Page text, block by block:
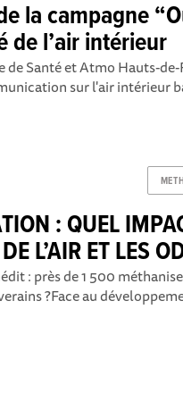
la campagne
de l’air intérieur
de Santé et Atmo Hauts-
sur l'air intérieur
: QUEL
L’AIR ET LES
: près de 1 500
?Face au